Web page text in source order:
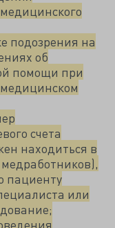
подозрения на
об
помощи при
счета
находиться в
пациенту
или